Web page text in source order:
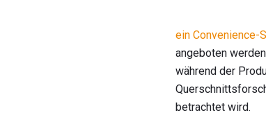
ein Convenience-
angeboten
während der
betrachtet wird.